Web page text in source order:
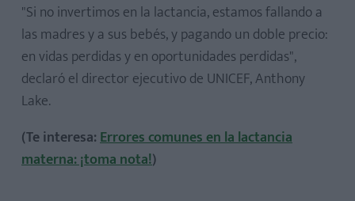
"Si no invertimos en la lactancia, estamos fallando a
las madres y a sus bebés, y pagando un doble precio:
en vidas perdidas y en oportunidades perdidas",
declaró el director ejecutivo de UNICEF, Anthony
Lake.
(Te interesa:Errores comunes en la lactancia
materna: ¡toma nota!)